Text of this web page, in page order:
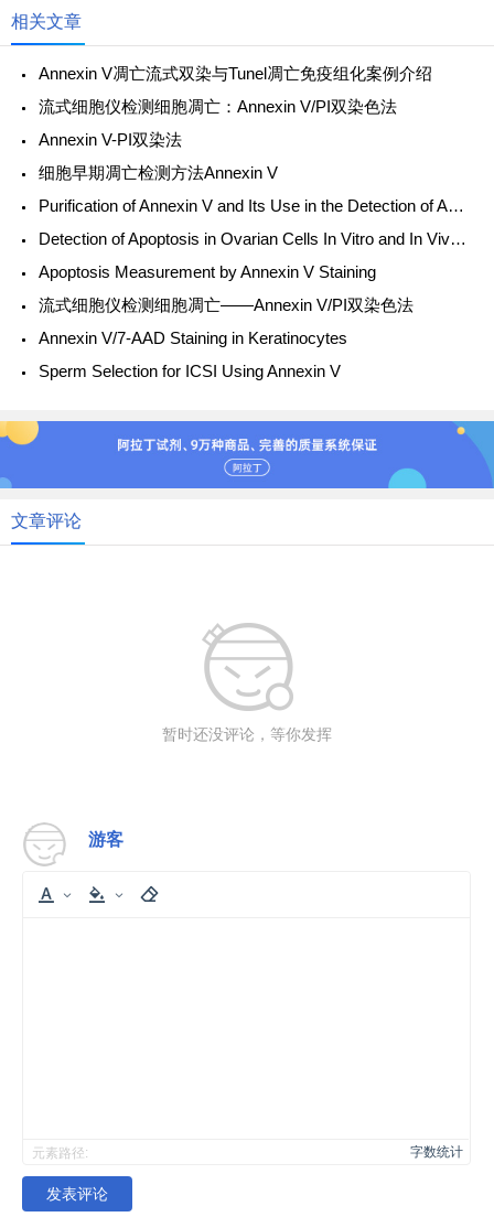
相关文章
Annexin V凋亡流式双染与Tunel凋亡免疫组化案例介绍
流式细胞仪检测细胞凋亡：Annexin V/PI双染色法
Annexin V-PI双染法
细胞早期凋亡检测方法Annexin V
Purification of Annexin V and Its Use in the Detection of Apoptotic Cells
Detection of Apoptosis in Ovarian Cells In Vitro and In Vivo Using the Annexin V-Affinity Assay
Apoptosis Measurement by Annexin V Staining
流式细胞仪检测细胞凋亡――Annexin V/PI双染色法
Annexin V/7-AAD Staining in Keratinocytes
Sperm Selection for ICSI Using Annexin V
文章评论
暂时还没评论，等你发挥
游客
元素路径: 字数统计
发表评论